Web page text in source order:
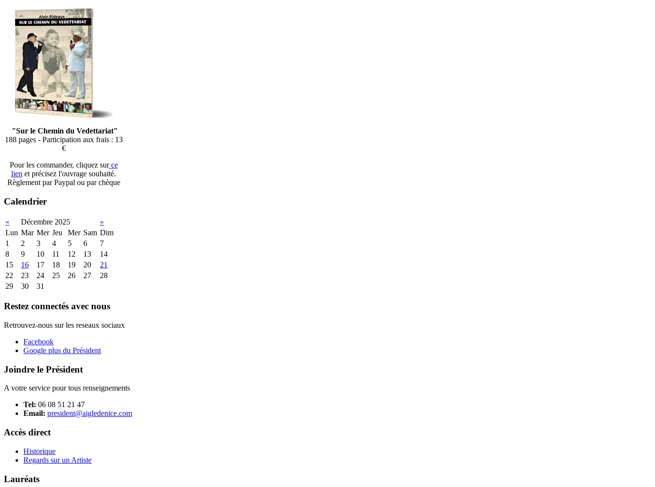
"Sur le Chemin du Vedettariat"
188 pages - Participation aux frais : 13
€
Pour les commander, cliquez surce
lien et précisez l'ouvrage souhaité.
Règlement par Paypal ou par chèque
Calendrier
« Décembre 2025
»
Lun Mar Mer Jeu Mer Sam Dim
1
2 3 4 5 6
7
8
9 10 11 12 13
14
15
16 17 18 19 20
21
22
23 24 25 26 27
28
29
30 31
Restez connectés avec nous
Retrouvez-nous sur les reseaux sociaux
Facebook
Google plus du Président
Joindre le Président
A votre service pour tous renseignements
Tel: 06 08 51 21 47
Email: president@aigledenice.com
Accès direct
Historique
Regards sur un Artiste
Lauréats